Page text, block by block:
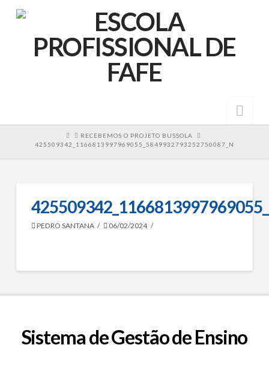
HOMERECEBEMOS O PROJETO BUSSOLA
425509342_1166813997969055_5849932793252750087_N
PEDRO SANTANA 06/02/2024
Sistema de Gestão de Ensino